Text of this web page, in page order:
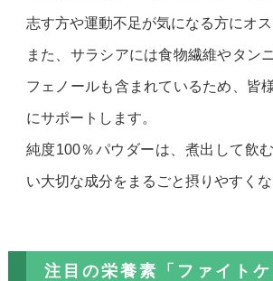
志す方や運動不足が気になる方にオス
また、サラシアには食物繊維やタン
フェノールも含まれているため、皆
にサポートします。
純度100％パウダーは、煮出して飲
い大切な成分をまるごと摂りやすくな
注目の栄養素「ファイトケ